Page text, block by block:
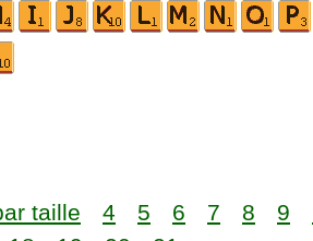
taille 4 5 6 7 8 9